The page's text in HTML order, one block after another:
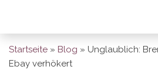
Startseite » Blog » Unglaublich:
Ebay verhökert